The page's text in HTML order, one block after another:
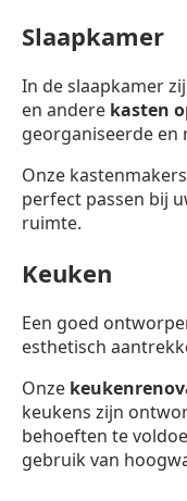
Slaapkamer
In de slaapkamer
en andere kasten
georganiseerde en
Onze
perfect passen bij
ruimte.
Keuken
Een goed
esthetisch
Onze
keukens zijn
behoeften te
gebruik van